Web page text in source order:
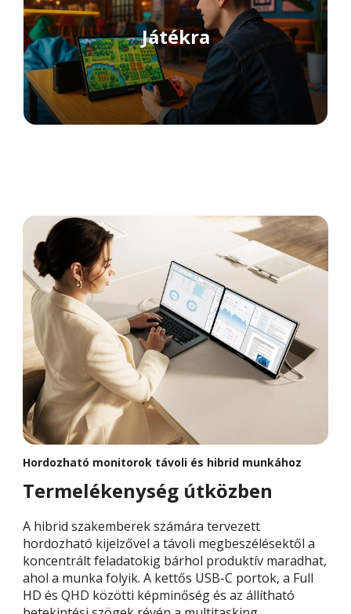
Játékra
Hordozható monitorok távoli és hibrid munkához
Termelékenység útközben
A hibrid szakemberek számára tervezett
hordozható kijelzővel a távoli megbeszélésektől a
koncentrált feladatokig bárhol produktív maradhat,
ahol a munka folyik. A kettős USB-C portok, a Full
HD és QHD közötti képminőség és az állítható